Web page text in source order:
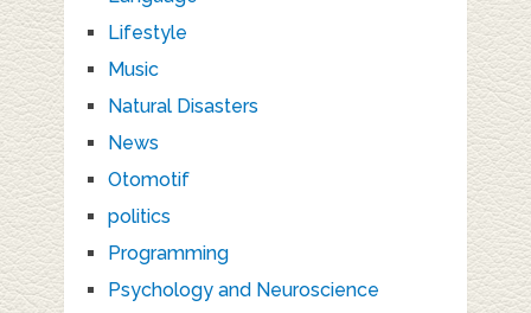
Lifestyle
Music
Natural Disasters
News
Otomotif
politics
Programming
Psychology and Neuroscience